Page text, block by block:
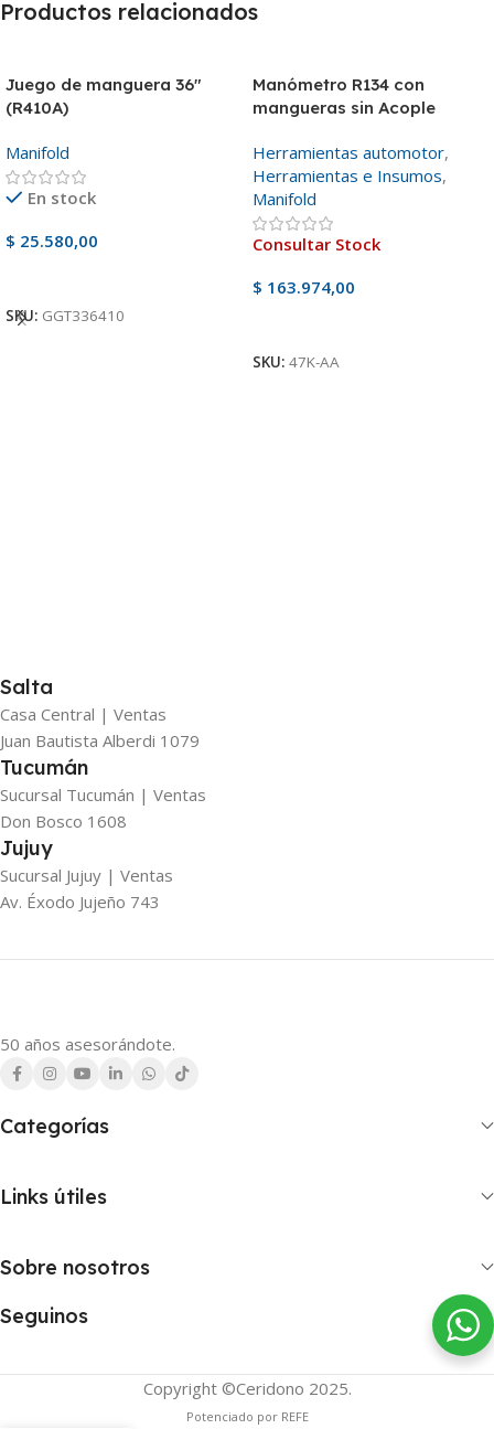
Productos relacionados
Juego de manguera 36″
(R410A)
Manifold
En stock
$ 25.580,00
SKU: GGT336410
Manómetro R134 con
mangueras sin Acople
Herramientas automotor,
Herramientas e Insumos,
Manifold
Consultar Stock
$ 163.974,00
SKU: 47K-AA
Salta
Casa Central | Ventas
Juan Bautista Alberdi 1079
Tucumán
Sucursal Tucumán | Ventas
Don Bosco 1608
Jujuy
Sucursal Jujuy | Ventas
Av. Éxodo Jujeño 743
50 años asesorándote.
Categorías
Links útiles
Sobre nosotros
Seguinos
Copyright ©Ceridono 2025.
Potenciado por REFE